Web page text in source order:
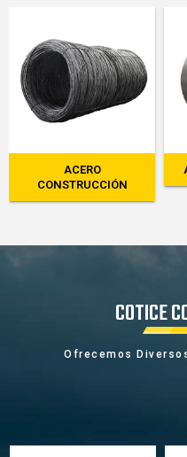
ACERO
CONSTRUCCIÓN
COTICE
Ofrecemos